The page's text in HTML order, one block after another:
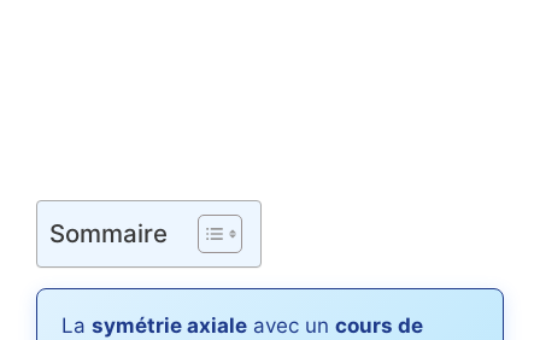
Sommaire
La symétrie axiale avec un cours de